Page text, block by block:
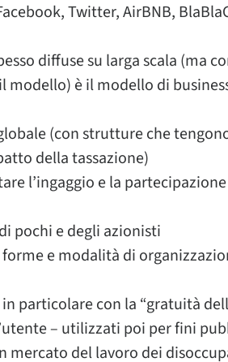
Twitter, AirBNB,
diffuse su larga scala (ma
è il modello di
(con strutture che
della tassazione)
l’ingaggio e la
pochi e degli azionisti
e modalità di
particolare con la “gratuità
– utilizzati poi per fini
mercato del lavoro dei